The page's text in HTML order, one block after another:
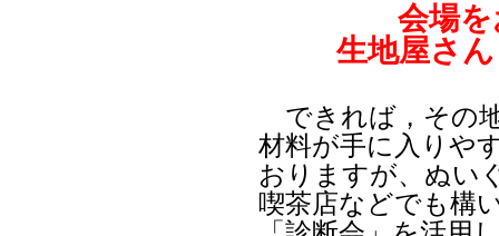
会場
生地屋さ
できれば，その
材料が手に入りや
おりますが、ぬい
喫茶店などでも構